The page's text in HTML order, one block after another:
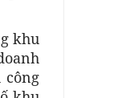
khu